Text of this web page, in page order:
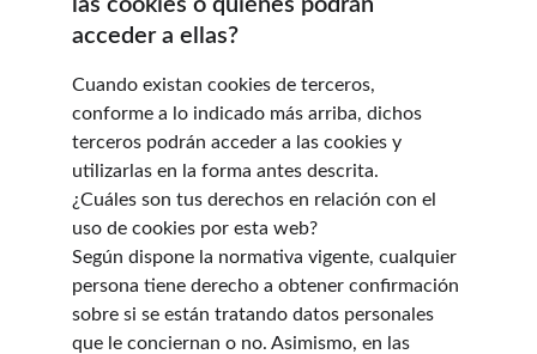
las cookies o quiénes podrán
acceder a ellas?
Cuando existan cookies de terceros,
conforme a lo indicado más arriba, dichos
terceros podrán acceder a las cookies y
utilizarlas en la forma antes descrita.
¿Cuáles son tus derechos en relación con el
uso de cookies por esta web?
Según dispone la normativa vigente, cualquier
persona tiene derecho a obtener confirmación
sobre si se están tratando datos personales
que le conciernan o no. Asimismo, en las